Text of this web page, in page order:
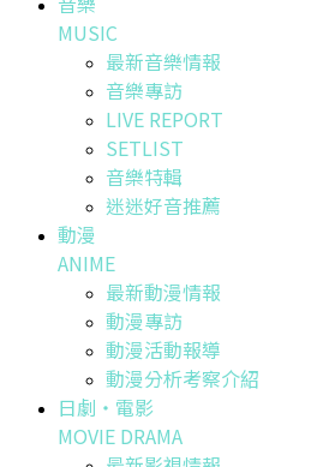
MUSIC
最新音樂情報
音樂專訪
LIVE REPORT
SETLIST
音樂特輯
迷迷好音推薦
動漫
ANIME
最新動漫情報
動漫專訪
動漫活動報導
動漫分析考察介紹
日劇・電影
MOVIE DRAMA